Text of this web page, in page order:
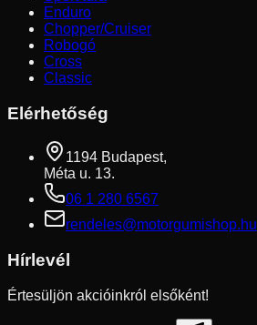
Enduro
Chopper/Cruiser
Robogó
Cross
Classic
Elérhetőség
1194 Budapest,
Méta u. 13.
06 1 280 6567
rendeles@motorgumishop.hu
Hírlevél
Értesüljön akcióinkról elsőként!